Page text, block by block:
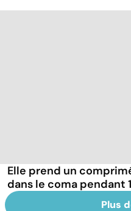
Elle prend un
dans le coma pendant
Plus